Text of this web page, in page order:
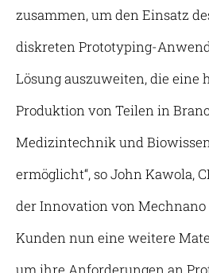
zusammen, um den Einsatz
diskreten Prototyping-
Lösung auszuweiten, die eine
Produktion von Teilen in
Medizintechnik und
ermöglicht“, so John Kawola,
der Innovation von
Kunden nun eine weitere